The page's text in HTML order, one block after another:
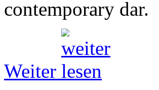
contemporary dar.
Weiter